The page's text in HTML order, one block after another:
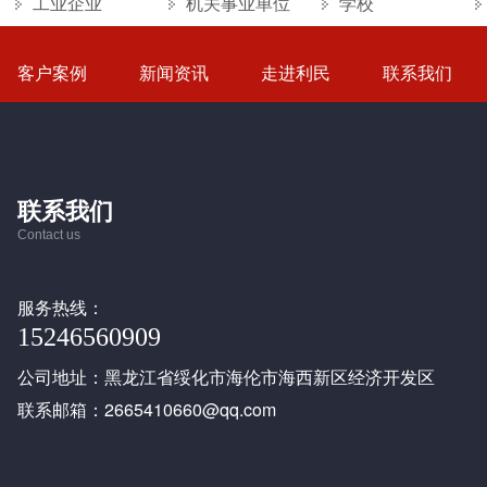
工业企业 机关事业单位 学校
客户案例 新闻资讯 走进利民 联系我们
联系我们
Contact us
服务热线：
15246560909
公司地址：黑龙江省绥化市海伦市海西新区经济开发区
联系邮箱：2665410660@qq.com